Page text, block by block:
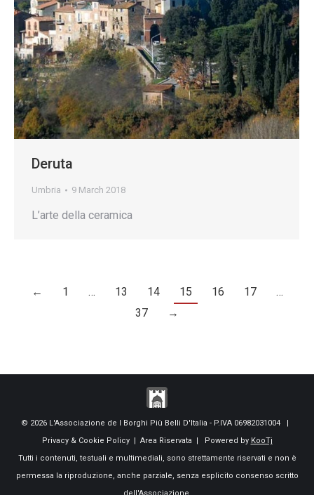
Deruta
Umbria 9 March 2018
L’arte della ceramica
← 1 … 13 14 15 16 17
…
37
→
© 2026 L'Associazione de I Borghi Più Belli D'Italia - P.IVA 06982031004 |
Privacy & Cookie Policy| Area Riservata | Powered by KooTj
Tutti i contenuti, testuali e multimediali, sono strettamente riservati e non è
permessa la riproduzione, anche parziale, senza esplicito consenso scritto